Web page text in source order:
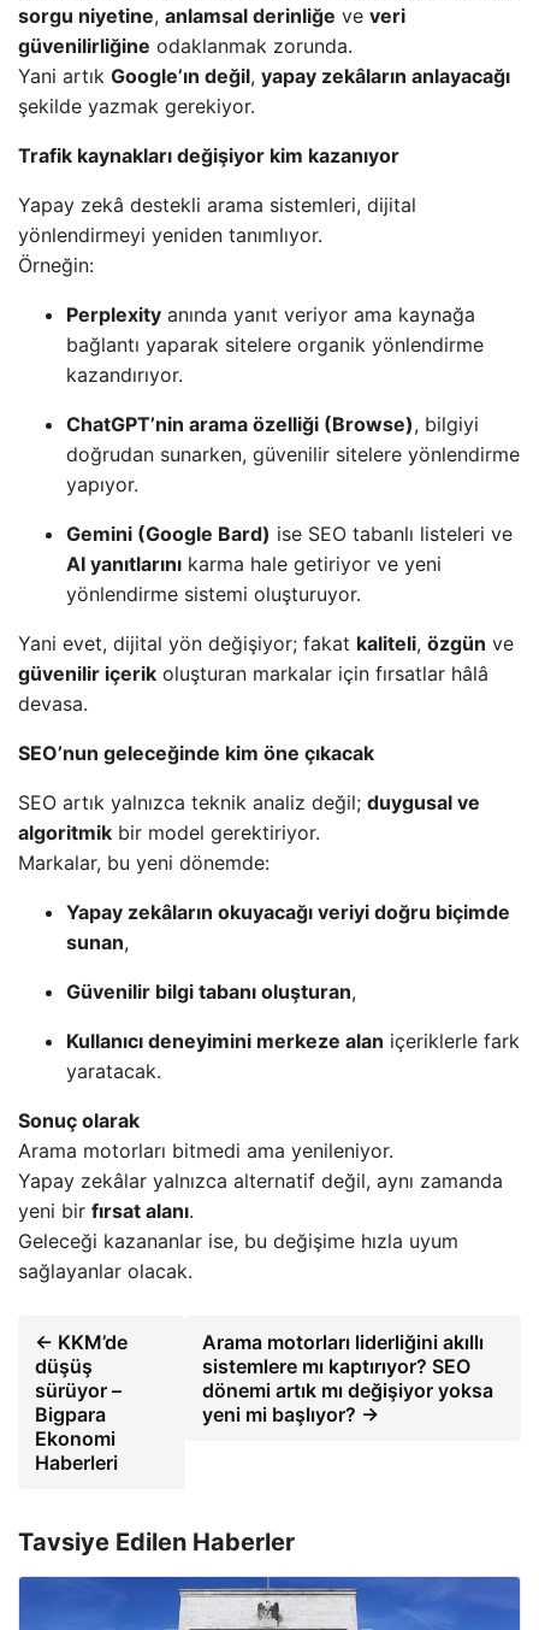
sorgu niyetine, anlamsal derinliğe ve veri
güvenilirliğine odaklanmak zorunda.
Yani artık Google’ın değil, yapay zekâların anlayacağı
şekilde yazmak gerekiyor.
Trafik kaynakları değişiyor kim kazanıyor
Yapay zekâ destekli arama sistemleri, dijital
yönlendirmeyi yeniden tanımlıyor.
Örneğin:
Perplexity anında yanıt veriyor ama kaynağa
bağlantı yaparak sitelere organik yönlendirme
kazandırıyor.
ChatGPT’nin arama özelliği (Browse), bilgiyi
doğrudan sunarken, güvenilir sitelere yönlendirme
yapıyor.
Gemini (Google Bard) ise SEO tabanlı listeleri ve
AI yanıtlarını karma hale getiriyor ve yeni
yönlendirme sistemi oluşturuyor.
Yani evet, dijital yön değişiyor; fakat kaliteli, özgün ve
güvenilir içerik oluşturan markalar için fırsatlar hâlâ
devasa.
SEO’nun geleceğinde kim öne çıkacak
SEO artık yalnızca teknik analiz değil; duygusal ve
algoritmik bir model gerektiriyor.
Markalar, bu yeni dönemde:
Yapay zekâların okuyacağı veriyi doğru biçimde
sunan,
Güvenilir bilgi tabanı oluşturan,
Kullanıcı deneyimini merkeze alan içeriklerle fark
yaratacak.
Sonuç olarak
Arama motorları bitmedi ama yenileniyor.
Yapay zekâlar yalnızca alternatif değil, aynı zamanda
yeni bir fırsat alanı.
Geleceği kazananlar ise, bu değişime hızla uyum
sağlayanlar olacak.
← KKM’de
düşüş
sürüyor –
Bigpara
Ekonomi
Haberleri
Arama motorları liderliğini akıllı
sistemlere mı kaptırıyor? SEO
dönemi artık mı değişiyor yoksa
yeni mi başlıyor? →
Tavsiye Edilen Haberler